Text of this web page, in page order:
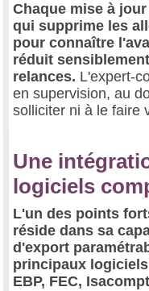
Chaque mise à
qui supprime les
pour connaître
réduit
relances. L'expert-
en supervision, au
solliciter ni à le faire
Une
logiciels
L'un des points
réside dans sa
d'export
principaux
EBP, FEC,